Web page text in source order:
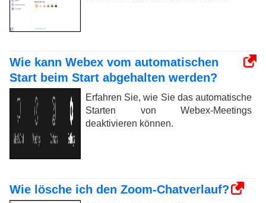
Wie kann Webex vom automatischen
Start beim Start abgehalten werden?
Erfahren Sie, wie Sie das automatische
Starten von Webex-Meetings
deaktivieren können.
Wie lösche ich den Zoom-Chatverlauf?